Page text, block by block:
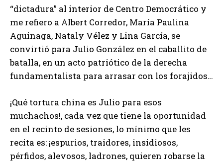
“dictadura” al interior de Centro Democrático y
me refiero a Albert Corredor, María Paulina
Aguinaga, Nataly Vélez y Lina García, se
convirtió para Julio González en el caballito de
batalla, en un acto patriótico de la derecha
fundamentalista para arrasar con los forajidos…
¡Qué tortura china es Julio para esos
muchachos!, cada vez que tiene la oportunidad
en el recinto de sesiones, lo mínimo que les
recita es: ¡espurios, traidores, insidiosos,
pérfidos, alevosos, ladrones, quieren robarse la